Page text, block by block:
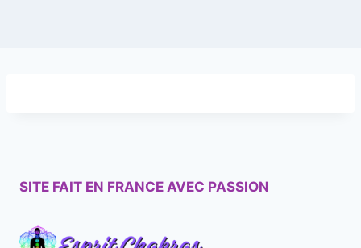
SITE FAIT EN FRANCE AVEC PASSION